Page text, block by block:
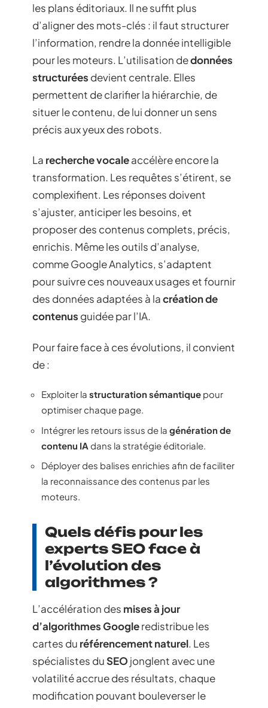
les plans éditoriaux. Il ne suffit plus
d’aligner des mots-clés : il faut structurer
l’information, rendre la donnée intelligible
pour les moteurs. L’utilisation dedonnées
structurées devient centrale. Elles
permettent de clarifier la hiérarchie, de
situer le contenu, de lui donner un sens
précis aux yeux des robots.
La recherche vocaleaccélère encore la
transformation. Les requêtes s’étirent, se
complexifient. Les réponses doivent
s’ajuster, anticiper les besoins, et
proposer des contenus complets, précis,
enrichis. Même les outils d’analyse,
comme Google Analytics, s’adaptent
pour suivre ces nouveaux usages et fournir
des données adaptées à lacréation de
contenus guidée par l’IA.
Pour faire face à ces évolutions, il convient
de :
Exploiter la structuration sémantique pour
optimiser chaque page.
Intégrer les retours issus de la génération de
contenu IA dans la stratégie éditoriale.
Déployer des balises enrichies afin de faciliter
la reconnaissance des contenus par les
moteurs.
Quels défis pour les
experts SEO face à
l’évolution des
algorithmes ?
L’accélération des mises à jour
d’algorithmes Googleredistribue les
cartes du référencement naturel. Les
spécialistes du SEO jonglent avec une
volatilité accrue des résultats, chaque
modification pouvant bouleverser le